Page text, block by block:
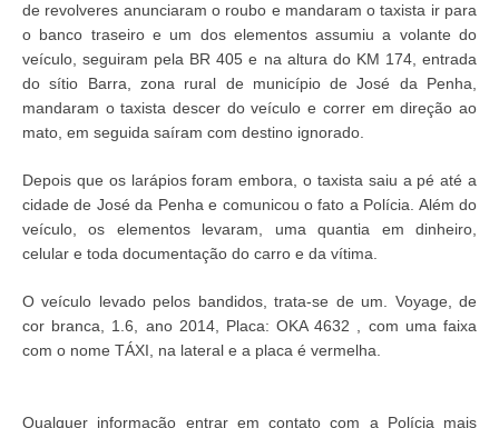
de revolveres anunciaram o roubo e mandaram o taxista ir para
o banco traseiro e um dos elementos assumiu a volante do
veículo, seguiram pela BR 405 e na altura do KM 174, entrada
do sítio Barra, zona rural de município de José da Penha,
mandaram o taxista descer do veículo e correr em direção ao
mato, em seguida saíram com destino ignorado.
Depois que os larápios foram embora, o taxista saiu a pé até a
cidade de José da Penha e comunicou o fato a Polícia. Além do
veículo, os elementos levaram, uma quantia em dinheiro,
celular e toda documentação do carro e da vítima.
O veículo levado pelos bandidos, trata-se de um. Voyage, de
cor branca, 1.6, ano 2014, Placa: OKA 4632 , com uma faixa
com o nome TÁXI, na lateral e a placa é vermelha.
Qualquer informação entrar em contato com a Polícia mais